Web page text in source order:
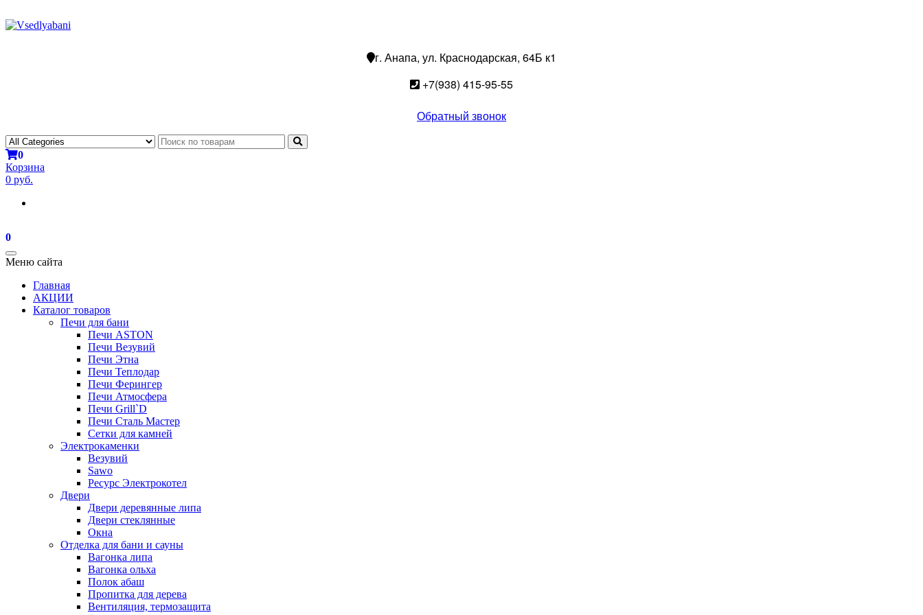
г. Анапа, ул. Краснодарская, 64Б к1
+7(938) 415-95-55
Обратный звонок
0
Корзина
0 руб.
0
Toggle
navigation
Меню сайта
Главная
АКЦИИ
Каталог товаров
Печи для бани
Печи ASTON
Печи Везувий
Печи Этна
Печи Теплодар
Печи Ферингер
Печи Атмосфера
Печи Grill`D
Печи Сталь Мастер
Сетки для камней
Электрокаменки
Везувий
Sawo
Ресурс Электрокотел
Двери
Двери деревянные липа
Двери стеклянные
Окна
Отделка для бани и сауны
Вагонка липа
Вагонка ольха
Полок абаш
Пропитка для дерева
Вентиляция, термозащита